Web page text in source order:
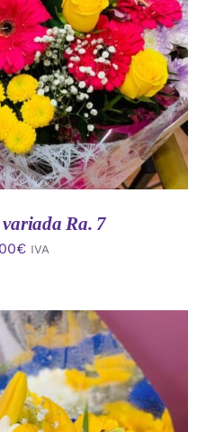
CARRITO
/
Ra. 7
€ IVA